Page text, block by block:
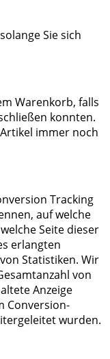
Sie sich
Warenkorb, falls
konnten.
immer noch
Tracking
auf welche
Seite dieser
erlangten
Statistiken. Wir
von
Anzeige
Conversion-
wurden.